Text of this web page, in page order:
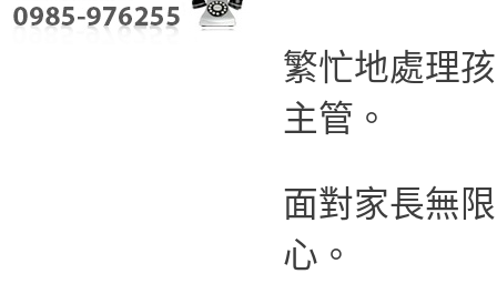
繁忙地處理
主管。
面對家長無
心。